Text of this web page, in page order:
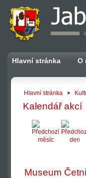
Hlavní stránka O
Hlavní stránka
Kalendář akcí
Museum